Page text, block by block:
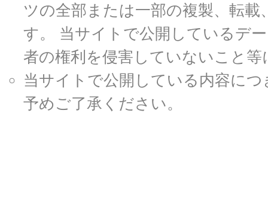
ツの全部または一部の複製、転
す。 当サイトで公開しているデ
者の権利を侵害していないこと
当サイトで公開している内容に
予めご了承ください。